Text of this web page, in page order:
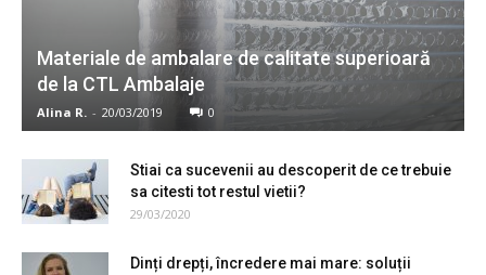
Materiale de ambalare de calitate superioară
de la CTL Ambalaje
Alina R. - 20/03/2019 0
Stiai ca sucevenii au descoperit de ce trebuie
sa citesti tot restul vietii?
29/03/2020
Dinți drepți, încredere mai mare: soluții